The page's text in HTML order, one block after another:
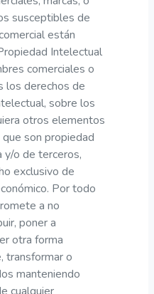
susceptibles de
están
Intelectual
comerciales o
los derechos de
sobre los
otros elementos
son propiedad
y/o de terceros,
exclusivo de
Por todo
a no
poner a
otra forma
transformar o
manteniendo